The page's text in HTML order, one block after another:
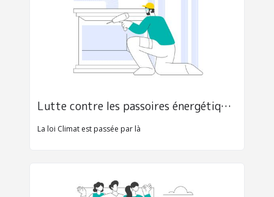
Lutte contre les passoires énergétiques
La loi Climat est passée par là